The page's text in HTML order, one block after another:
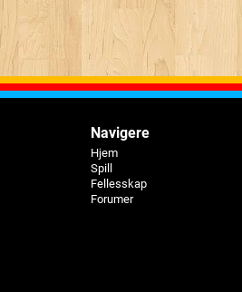
Navigere
Hjem
Spill
Fellesskap
Forumer